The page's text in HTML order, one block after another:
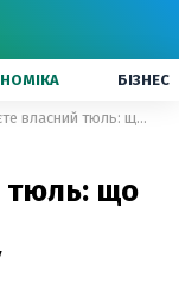
БІЗНЕС
Не впізнаєте власний тюль: що додати до прання для білосніжного кольору
тюль: що